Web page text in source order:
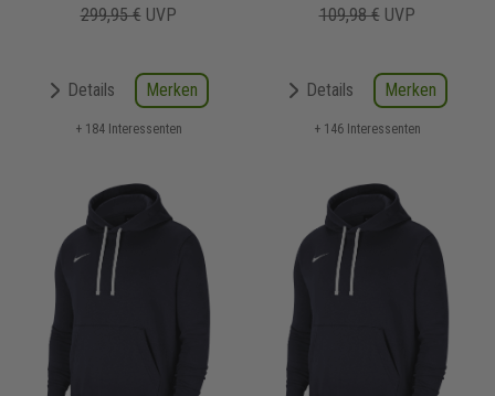
299,95 € UVP
Details Merken
+ 184 Interessenten
109,98 € UVP
Details Merken
+ 146 Interessenten